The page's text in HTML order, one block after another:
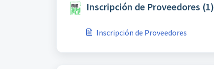
Inscripción de Proveedores (1)
Inscripción de Proveedores